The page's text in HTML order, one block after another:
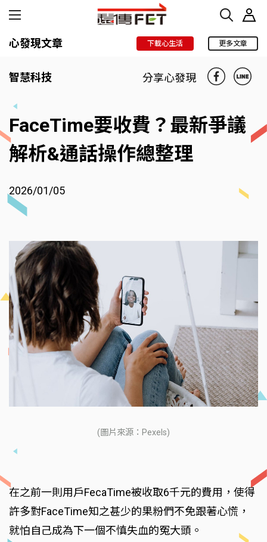
心發現文章 下載心生活 更多文章
智慧科技 分享心發現
FaceTime要收費？最新爭議
解析&通話操作總整理
2026/01/05
(圖片來源：Pexels)
在之前一則用戶FecaTime被收取6千元的費用，使得
許多對FaceTime知之甚少的果粉們不免跟著心慌，
就怕自己成為下一個不慎失血的冤大頭。